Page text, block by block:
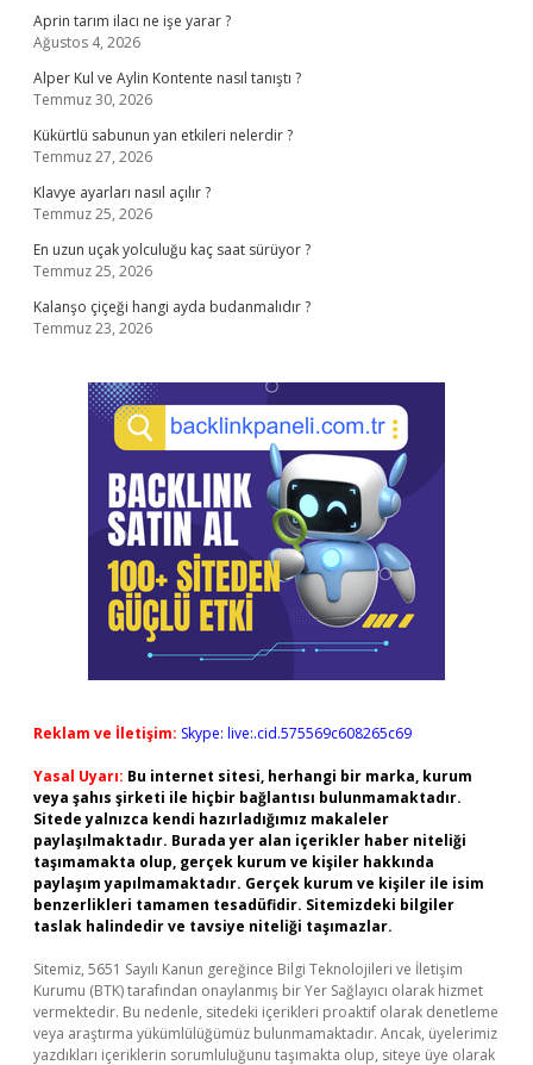
Aprin tarım ilacı ne işe yarar ?
Ağustos 4, 2026
Alper Kul ve Aylin Kontente nasıl tanıştı ?
Temmuz 30, 2026
Kükürtlü sabunun yan etkileri nelerdir ?
Temmuz 27, 2026
Klavye ayarları nasıl açılır ?
Temmuz 25, 2026
En uzun uçak yolculuğu kaç saat sürüyor ?
Temmuz 25, 2026
Kalanşo çiçeği hangi ayda budanmalıdır ?
Temmuz 23, 2026
Reklam ve İletişim: Skype: live:.cid.575569c608265c69
Yasal Uyarı: Bu internet sitesi, herhangi bir marka, kurum
veya şahıs şirketi ile hiçbir bağlantısı bulunmamaktadır.
Sitede yalnızca kendi hazırladığımız makaleler
paylaşılmaktadır. Burada yer alan içerikler haber niteliği
taşımamakta olup, gerçek kurum ve kişiler hakkında
paylaşım yapılmamaktadır. Gerçek kurum ve kişiler ile isim
benzerlikleri tamamen tesadüfidir. Sitemizdeki bilgiler
taslak halindedir ve tavsiye niteliği taşımazlar.
Sitemiz, 5651 Sayılı Kanun gereğince Bilgi Teknolojileri ve İletişim
Kurumu (BTK) tarafından onaylanmış bir Yer Sağlayıcı olarak hizmet
vermektedir. Bu nedenle, sitedeki içerikleri proaktif olarak denetleme
veya araştırma yükümlülüğümüz bulunmamaktadır. Ancak, üyelerimiz
yazdıkları içeriklerin sorumluluğunu taşımakta olup, siteye üye olarak